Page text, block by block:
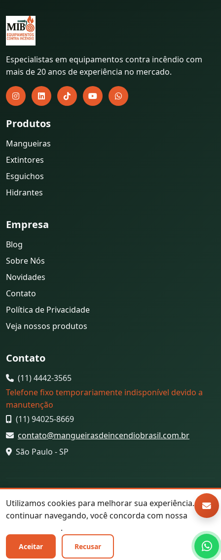
Especialistas em equipamentos contra incêndio com
mais de 20 anos de experiência no mercado.
Produtos
Mangueiras
Extintores
Esguichos
Hidrantes
Empresa
Blog
Sobre Nós
Novidades
Contato
Política de Privacidade
Veja nossos produtos
Contato
(11) 4442-3565
Telefone fixo temporariamente indisponível devido a
manutenção
(11) 94025-8669
contato@mangueirasdeincendiobrasil.com.br
São Paulo - SP
© 2026 MIB - Mangueiras de Incêndio Brasil. Todos os
direitos reservados.
Desenvolvido porBiss Solutions
Utilizamos cookies para melhorar sua experiência. Ao
continuar navegando, você concorda com nossa
Política
.
Aceitar Recusar